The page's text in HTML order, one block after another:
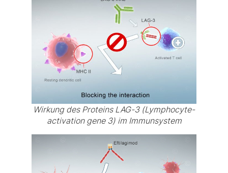
Wirkung des Proteins LAG-3 (Lymphocyte-
activation gene 3) im Immunsystem